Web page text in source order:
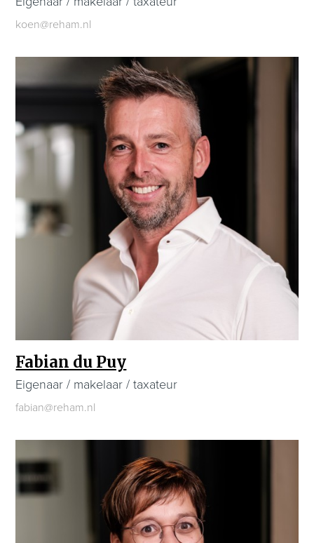
koen@reham.nl
Fabian du Puy
Eigenaar / makelaar / taxateur
fabian@reham.nl